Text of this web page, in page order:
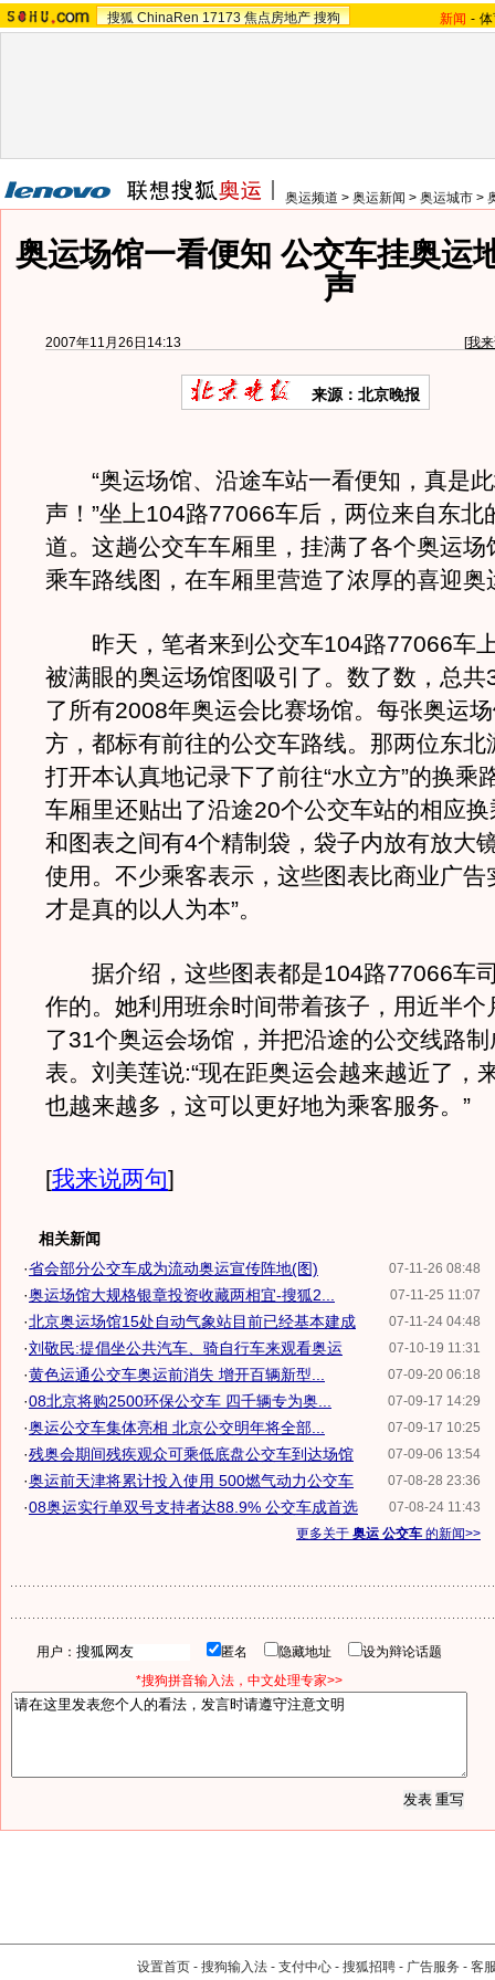
搜狐 ChinaRen 17173 焦点房地产 搜狗 新闻 -
奥运频道 > 奥运新闻 > 奥运城市 >
奥运场馆一看便知 公交车挂奥运
声
2007年11月26日14:13 [我
来源：北京晚报
“奥运场馆、沿途车站一看便知，真是此
声！”坐上104路77066车后，两位来自东北
道。这趟公交车车厢里，挂满了各个奥运场
乘车路线图，在车厢里营造了浓厚的喜迎奥
昨天，笔者来到公交车104路77066车
被满眼的奥运场馆图吸引了。数了数，总共
了所有2008年奥运会比赛场馆。每张奥运
方，都标有前往的公交车路线。那两位东北
打开本认真地记录下了前往“水立方”的换乘
车厢里还贴出了沿途20个公交车站的相应
和图表之间有4个精制袋，袋子内放有放大
使用。不少乘客表示，这些图表比商业广告
才是真的以人为本”。
据介绍，这些图表都是104路77066车
作的。她利用班余时间带着孩子，用近半个
了31个奥运会场馆，并把沿途的公交线路
表。刘美莲说:“现在距奥运会越来越近了，
也越来越多，这可以更好地为乘客服务。”
[我来说两句]
相关新闻
07-11-26 08:48
·省会部分公交车成为流动奥运宣传阵地(图)
07-11-25 11:07
·奥运场馆大规格银章投资收藏两相宜-搜狐2...
07-11-24 04:48
·北京奥运场馆15处自动气象站目前已经基本建成
07-10-19 11:31
·刘敬民:提倡坐公共汽车、骑自行车来观看奥运
07-09-20 06:18
·黄色运通公交车奥运前消失 增开百辆新型...
07-09-17 14:29
·08北京将购2500环保公交车 四千辆专为奥...
07-09-17 10:25
·奥运公交车集体亮相 北京公交明年将全部...
07-09-06 13:54
·残奥会期间残疾观众可乘低底盘公交车到达场馆
07-08-28 23:36
·奥运前天津将累计投入使用 500燃气动力公交车
07-08-24 11:43
·08奥运实行单双号支持者达88.9% 公交车成首选
更多关于 奥运 公交车 的新闻>>
用户： 匿名 隐藏地址
设为辩论话题
*搜狗拼音输入法，中文处理专家>>
设置首页 - 搜狗输入法 - 支付中心 - 搜狐招聘 - 广告服务 - 客